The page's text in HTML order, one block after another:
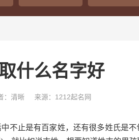
什么名字好
：清晰 来源：1212起名网
不止是有百家姓，还有很多姓氏是不